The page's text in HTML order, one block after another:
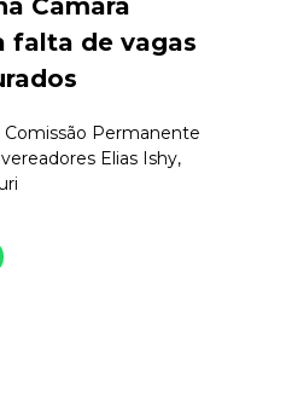
Câmara
falta de vagas
Permanente
Elias Ishy,